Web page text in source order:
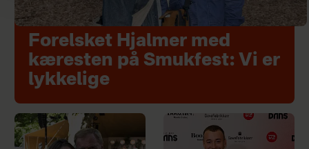
Forelsket Hjalmer med
kæresten på Smukfest: Vi er
lykkelige